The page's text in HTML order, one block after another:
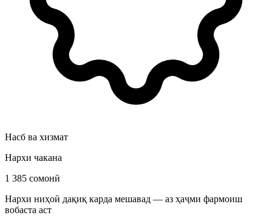
Насб ва хизмат
Нархи чакана
1 385 сомонӣ
Нархи ниҳоӣ дақиқ карда мешавад — аз ҳаҷми фармоиш
вобаста аст